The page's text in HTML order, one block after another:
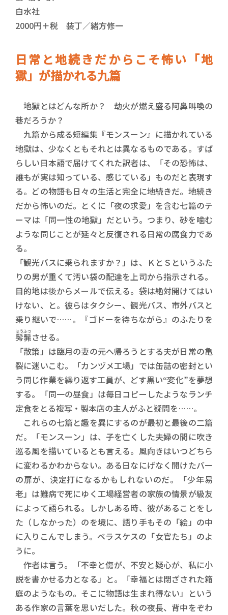
白水社
2000円＋税 装丁／緒方修一
日常と地続きだからこそ怖い「地
獄」が描かれる九篇
地獄とはどんな所か？ 劫火が燃え盛る阿鼻叫喚の
巷だろうか？
九篇から成る短編集『モンスーン』に描かれている
地獄は、少なくともそれとは異なるものである。すば
らしい日本語で届けてくれた訳者は、「その恐怖は、
誰もが実は知っている、感じている」ものだと表現す
る。どの物語も日々の生活と完全に地続きだ。地続き
だから怖いのだ。とくに「夜の求愛」を含む七篇のテ
ーマは「同一性の地獄」だという。つまり、砂を噛む
ような同じことが延々と反復される日常の腐食力であ
る。
「観光バスに乗られますか？」は、ＫとＳというふた
りの男が重くて汚い袋の配達を上司から指示される。
目的地は後からメールで伝える。袋は絶対開けてはい
けない、と。彼らはタクシー、観光バス、市外バスと
乗り継いで……。『ゴドーを待ちながら』のふたりを
髣髴
ほうふつ させる。
「散策」は臨月の妻の元へ帰ろうとする夫が日常の亀
裂に迷いこむ。「カンヅメ工場」では缶詰の密封とい
う同じ作業を繰り返す工員が、どす黒い“変化”を夢想
する。「同一の昼食」は毎日コピーしたようなランチ
定食をとる複写・製本店の主人がふと疑問を……。
これらの七篇と趣を異にするのが最初と最後の二篇
だ。「モンスーン」は、子を亡くした夫婦の間に吹き
巡る風を描いているとも言える。風向きはいつどちら
に変わるかわからない。ある日なにげなく開けたバー
の扉が、決定打になるかもしれないのだ。「少年易
老」は難病で死にゆく工場経営者の家族の情景が級友
によって語られる。しかしある時、彼があることをし
た（しなかった）のを境に、語り手もその「絵」の中
に入りこんでしまう。ベラスケスの「女官たち」のよ
うに。
作者は言う。「不幸と傷が、不安と疑心が、私に小
説を書かせる力となる」と。「幸福とは閉ざされた箱
庭のようなもの。そこに物語は生まれ得ない」という
ある作家の言葉を思いだした。秋の夜長、背中をぞわ